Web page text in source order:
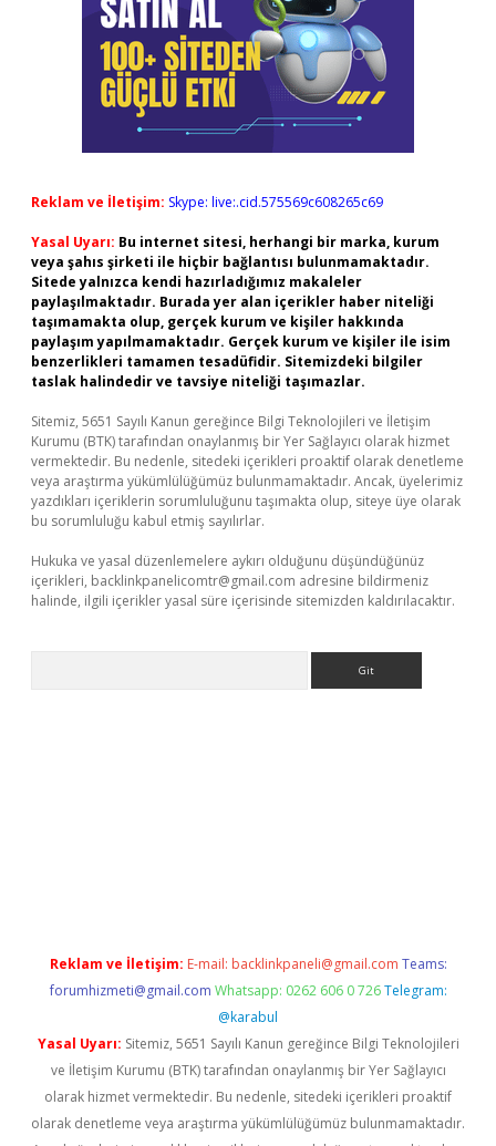
Reklam ve İletişim: Skype: live:.cid.575569c608265c69
Yasal Uyarı: Bu internet sitesi, herhangi bir marka, kurum
veya şahıs şirketi ile hiçbir bağlantısı bulunmamaktadır.
Sitede yalnızca kendi hazırladığımız makaleler
paylaşılmaktadır. Burada yer alan içerikler haber niteliği
taşımamakta olup, gerçek kurum ve kişiler hakkında
paylaşım yapılmamaktadır. Gerçek kurum ve kişiler ile isim
benzerlikleri tamamen tesadüfidir. Sitemizdeki bilgiler
taslak halindedir ve tavsiye niteliği taşımazlar.
Sitemiz, 5651 Sayılı Kanun gereğince Bilgi Teknolojileri ve İletişim
Kurumu (BTK) tarafından onaylanmış bir Yer Sağlayıcı olarak hizmet
vermektedir. Bu nedenle, sitedeki içerikleri proaktif olarak denetleme
veya araştırma yükümlülüğümüz bulunmamaktadır. Ancak, üyelerimiz
yazdıkları içeriklerin sorumluluğunu taşımakta olup, siteye üye olarak
bu sorumluluğu kabul etmiş sayılırlar.
Hukuka ve yasal düzenlemelere aykırı olduğunu düşündüğünüz
içerikleri, backlinkpanelicomtr@gmail.com adresine bildirmeniz
halinde, ilgili içerikler yasal süre içerisinde sitemizden kaldırılacaktır.
Reklam ve İletişim: E-mail: backlinkpaneli@gmail.com Teams:
forumhizmeti@gmail.com Whatsapp: 0262 606 0 726 Telegram:
@karabul
Yasal Uyarı: Sitemiz, 5651 Sayılı Kanun gereğince Bilgi Teknolojileri
ve İletişim Kurumu (BTK) tarafından onaylanmış bir Yer Sağlayıcı
olarak hizmet vermektedir. Bu nedenle, sitedeki içerikleri proaktif
olarak denetleme veya araştırma yükümlülüğümüz bulunmamaktadır.